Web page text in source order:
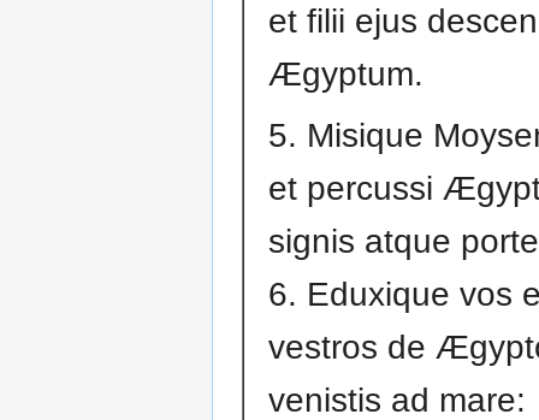
et filii ejus
Ægyptum.
5. Misique
et percussi
signis atque
6. Eduxique vos
vestros de
venistis ad mare: